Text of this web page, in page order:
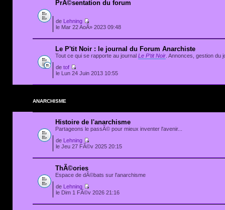
PrÃ©sentation du forum
de
Lehning
le Mar 22 AoÃ» 2023 09:48
Le P'tit Noir : le journal du Forum Anarchiste
Tout ce qui se rapporte au journal Le P'tit Noir . Annonces, gestion du
de tof
le Lun 24 Juin 2013 10:55
ANARCHISME
Histoire de l'anarchisme
Partageons le passÃ© pour mieux inventer l'avenir...
de
Lehning
le Jeu 27 FÃ©v 2025 20:15
ThÃ©ories
Espace de dÃ©bats sur l'anarchisme
de
Lehning
le Dim 1 FÃ©v 2026 21:16